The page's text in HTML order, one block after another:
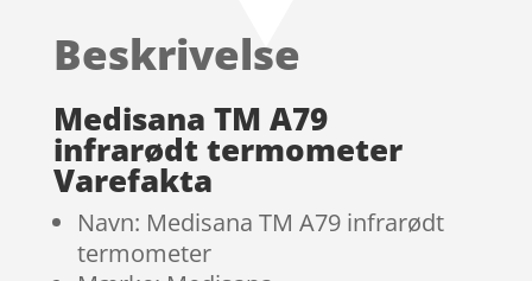
baseret
kundebed
ømmels
er
Beskrivelse
Medisana TM A79
infrarødt termometer
Varefakta
Navn: Medisana TM A79 infrarødt
termometer